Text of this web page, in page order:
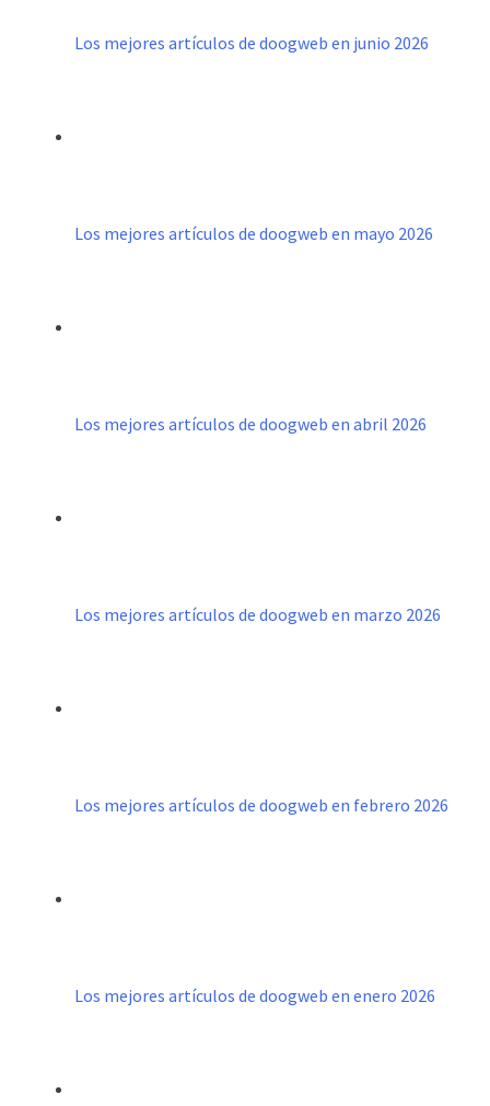
Los mejores artículos de doogweb en junio 2026
Los mejores artículos de doogweb en mayo 2026
Los mejores artículos de doogweb en abril 2026
Los mejores artículos de doogweb en marzo 2026
Los mejores artículos de doogweb en febrero 2026
Los mejores artículos de doogweb en enero 2026